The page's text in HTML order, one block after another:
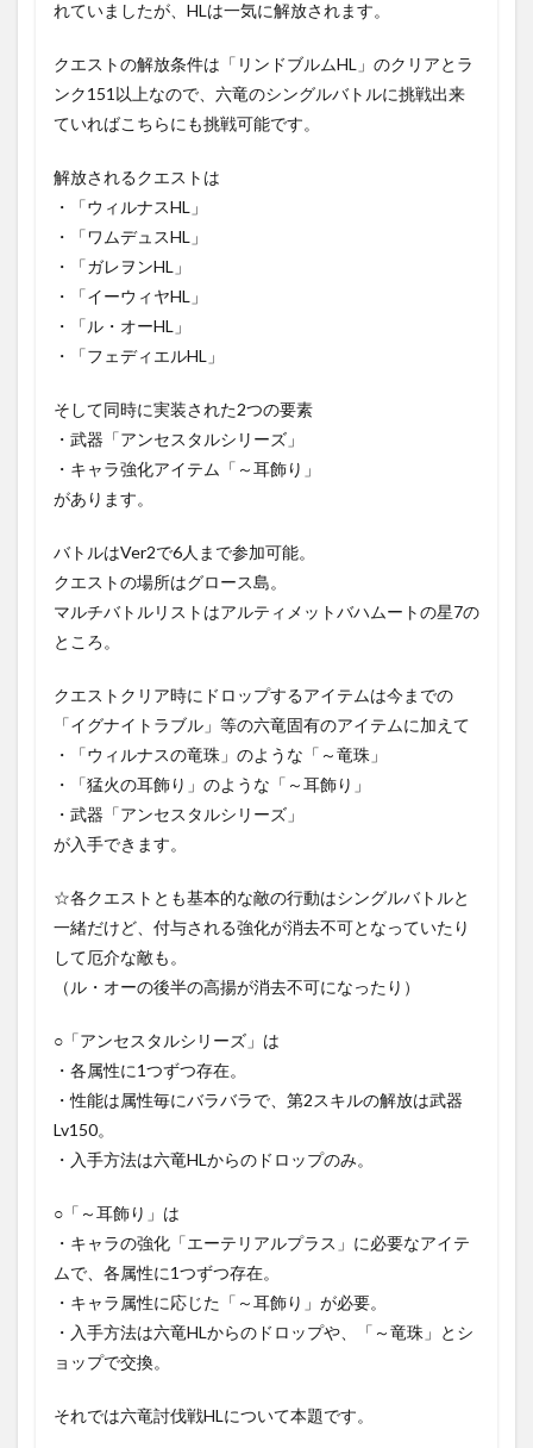
れていましたが、HLは一気に解放されます。
クエストの解放条件は「リンドブルムHL」のクリアとラ
ンク151以上なので、六竜のシングルバトルに挑戦出来
ていればこちらにも挑戦可能です。
解放されるクエストは
・「ウィルナスHL」
・「ワムデュスHL」
・「ガレヲンHL」
・「イーウィヤHL」
・「ル・オーHL」
・「フェディエルHL」
そして同時に実装された2つの要素
・武器「アンセスタルシリーズ」
・キャラ強化アイテム「～耳飾り」
があります。
バトルはVer2で6人まで参加可能。
クエストの場所はグロース島。
マルチバトルリストはアルティメットバハムートの星7の
ところ。
クエストクリア時にドロップするアイテムは今までの
「イグナイトラブル」等の六竜固有のアイテムに加えて
・「ウィルナスの竜珠」のような「～竜珠」
・「猛火の耳飾り」のような「～耳飾り」
・武器「アンセスタルシリーズ」
が入手できます。
☆各クエストとも基本的な敵の行動はシングルバトルと
一緒だけど、付与される強化が消去不可となっていたり
して厄介な敵も。
（ル・オーの後半の高揚が消去不可になったり）
○「アンセスタルシリーズ」は
・各属性に1つずつ存在。
・性能は属性毎にバラバラで、第2スキルの解放は武器
Lv150。
・入手方法は六竜HLからのドロップのみ。
○「～耳飾り」は
・キャラの強化「エーテリアルプラス」に必要なアイテ
ムで、各属性に1つずつ存在。
・キャラ属性に応じた「～耳飾り」が必要。
・入手方法は六竜HLからのドロップや、「～竜珠」とシ
ョップで交換。
それでは六竜討伐戦HLについて本題です。